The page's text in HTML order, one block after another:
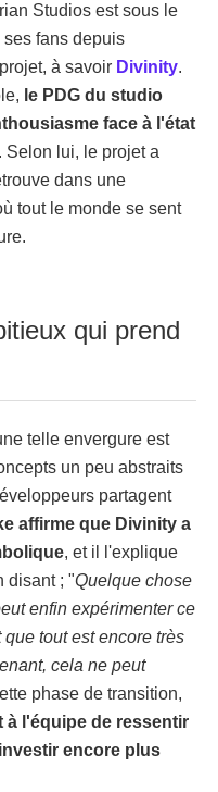
Studios est sous le
fans depuis
à savoir Divinity.
le PDG du studio
face à l'état
. Selon lui, le projet a
dans une
tout le monde se sent
qui prend
telle envergure est
un peu abstraits
partagent
affirme que Divinity a
, et il l'explique
disant ; "Quelque chose
enfin expérimenter ce
tout est encore très
cela ne peut
phase de transition,
à l'équipe de ressentir
encore plus